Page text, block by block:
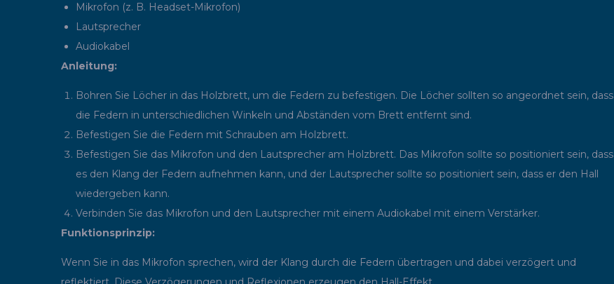
Mikrofon (z. B. Headset-Mikrofon)
Lautsprecher
Audiokabel
Anleitung:
Bohren Sie Löcher in das Holzbrett, um die Federn zu befestigen. Die Löcher sollten so angeordnet sein, dass
die Federn in unterschiedlichen Winkeln und Abständen vom Brett entfernt sind.
Befestigen Sie die Federn mit Schrauben am Holzbrett.
Befestigen Sie das Mikrofon und den Lautsprecher am Holzbrett. Das Mikrofon sollte so positioniert sein, dass
es den Klang der Federn aufnehmen kann, und der Lautsprecher sollte so positioniert sein, dass er den Hall
wiedergeben kann.
Verbinden Sie das Mikrofon und den Lautsprecher mit einem Audiokabel mit einem Verstärker.
Funktionsprinzip:
Wenn Sie in das Mikrofon sprechen, wird der Klang durch die Federn übertragen und dabei verzögert und